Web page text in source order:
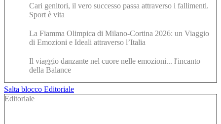
Cari genitori, il vero successo passa attraverso i fallimenti.
Sport è vita
La Fiamma Olimpica di Milano-Cortina 2026: un Viaggio
di Emozioni e Ideali attraverso l’Italia
Il viaggio danzante nel cuore nelle emozioni... l'incanto
della Balance
Salta blocco Editoriale
Editoriale